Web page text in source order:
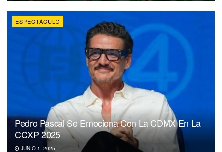
ESPECTÁCULO
Pedro Pascal Se Emociona Con La CDMX En La
CCXP 2025
JUNIO 1, 2025